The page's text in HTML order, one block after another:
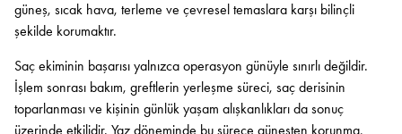
güneş, sıcak hava, terleme ve çevresel temaslara karşı bilinçli
şekilde korumaktır.
Saç ekiminin başarısı yalnızca operasyon günüyle sınırlı değildir.
İşlem sonrası bakım, greftlerin yerleşme süreci, saç derisinin
toparlanması ve kişinin günlük yaşam alışkanlıkları da sonuç
üzerinde etkilidir. Yaz döneminde bu sürece güneşten korunma,